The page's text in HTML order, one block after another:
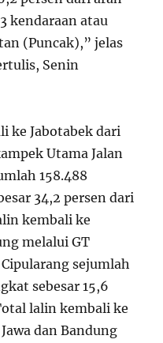
kendaraan atau
(Puncak),” jelas
Senin
ke Jabotabek dari
Utama Jalan
158.488
34,2 persen dari
kembali ke
melalui GT
sejumlah
sebesar 15,6
lalin kembali ke
dan Bandung